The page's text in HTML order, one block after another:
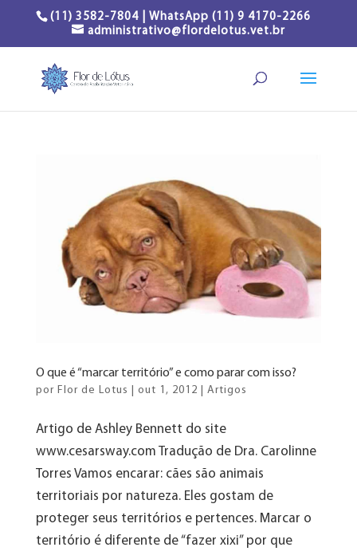
(11) 3582-7804 | WhatsApp (11) 9 4170-2266
administrativo@flordelotus.vet.br
O que é “marcar território” e como parar com isso?
por Flor de Lotus out 1, 2012 Artigos
Artigo de Ashley Bennett do site
www.cesarsway.com Tradução de Dra. Carolinne
Torres Vamos encarar: cães são animais
territoriais por natureza. Eles gostam de
proteger seus territórios e pertences. Marcar o
território é diferente de “fazer xixi” por que